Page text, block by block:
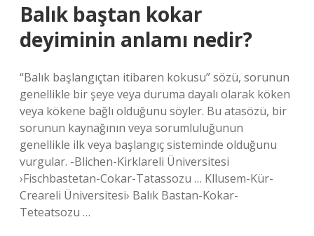
Balık baştan kokar
deyiminin anlamı nedir?
“Balık başlangıçtan itibaren kokusu” sözü, sorunun
genellikle bir şeye veya duruma dayalı olarak köken
veya kökene bağlı olduğunu söyler. Bu atasözü, bir
sorunun kaynağının veya sorumluluğunun
genellikle ilk veya başlangıç ​​sisteminde olduğunu
vurgular. -Blichen-Kirklareli Üniversitesi
›Fischbastetan-Cokar-Tatassozu … Kllusem-Kür-
Creareli Üniversitesi› Balık Bastan-Kokar-
Teteatsozu …